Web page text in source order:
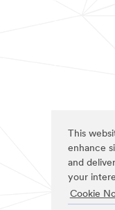
This
enhance
and
your
Cookie